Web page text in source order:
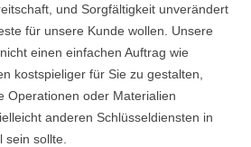
und Sorgfältigkeit unverändert
für unsere Kunde wollen. Unsere
einen einfachen Auftrag wie
kostspieliger für Sie zu gestalten,
Operationen oder Materialien
anderen Schlüsseldiensten in
sollte.